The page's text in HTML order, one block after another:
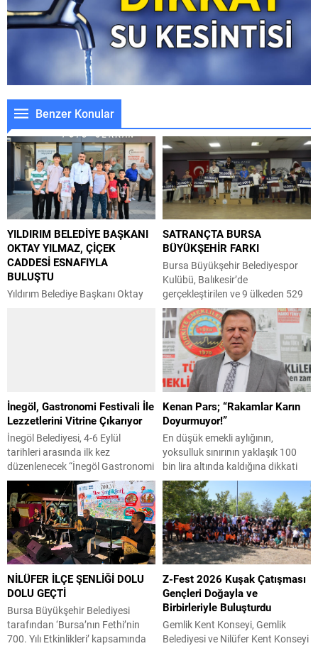
Benzer Konular
YILDIRIM BELEDİYE BAŞKANI
OKTAY YILMAZ, ÇİÇEK
CADDESİ ESNAFIYLA
BULUŞTU
Yıldırım Belediye Başkanı Oktay
ziyaret eden Başkan Oktay
Yılmaz, Çiçek Caddesi esnafıyla
bir araya geldi. İşyerlerini gezen
Yılmaz, esnafa hayırlı işler diledi.
Oktay Yılmaz,...
SATRANÇTA BURSA
BÜYÜKŞEHİR FARKI
Bursa Büyükşehir Belediyespor
Kulübü, Balıkesir’de
gerçekleştirilen ve 9 ülkeden 529
sporcunun katıldığı Burhaniye
Ören Uluslararası Açık Satranç
Turnuvası’nda 2 kupa birden
kazandı. Bursa Büyükşehir
Belediyespor, kulüpler
sıralamasında başarılı bir
performans sergileyerek Uygar
Altan Toptal, Hamza Kerem
Erdinç ve Barış Başkurt
tarafından elde edilen puanlarla B
kategorisinde birinci olarak
kupanın sahibi...
İnegöl, Gastronomi Festivali İle
Lezzetlerini Vitrine Çıkarıyor
İnegöl Belediyesi, 4-6 Eylül
tarihleri arasında ilk kez
düzenlenecek “İnegöl Gastronomi
Festivali” ile şehrin zengin mutfak
kültürünü, yöresel ürünlerini ve
tarımsal değerlerini ziyaretçilerle
buluşturmaya hazırlanıyor.
Heykel Meydanında
gerçekleştirilecek festivalde
yüzlerce yöresel lezzet tanıtılırken;
atölyelerden panellere, gastro
şovlardan kültür sanat
etkinliklerine kadar dopdolu bir
program İnegöllülerle buluşacak.
İnegöl Belediyesi, kentin zengin...
Kenan Pars; “Rakamlar Karın
Doyurmuyor!”
En düşük emekli aylığının,
yoksulluk sınırının yaklaşık 100
bin lira altında kaldığına dikkati
çeken TÜED Uludağ Şube Başkanı
Kenan Pars, “Taleplerimiz
karşılanmadıkça aradaki uçurum
derinleşecek.” dedi. TÜİK’e göre
temmuzda enflasyonda önceki
aya göre yüzde 1,78 artış, önceki
yılın aynı ayına göre yüzde 31,75
artış ve 12 aylık ortalamalara
göre yüzde...
NİLÜFER İLÇE ŞENLİĞİ DOLU
DOLU GEÇTİ
Bursa Büyükşehir Belediyesi
tarafından ‘Bursa’nın Fethi’nin
700. Yılı Etkinlikleri’ kapsamında
Z-Fest 2026 Kuşak Çatışması
Gençleri Doğayla ve
Birbirleriyle Buluşturdu
Gemlik Kent Konseyi, Gemlik
Belediyesi ve Nilüfer Kent Konseyi